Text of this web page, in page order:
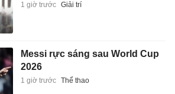
1 giờ trước Giải trí
Messi rực sáng sau World Cup
2026
1 giờ trước Thể thao